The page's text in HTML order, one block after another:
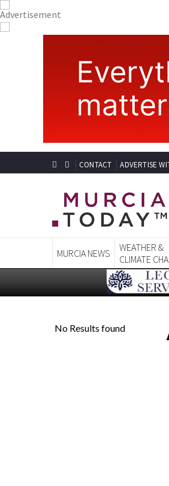
CONTACT ADVERTISE
MURCIA NEWS
WEATHER &
CLIMATE